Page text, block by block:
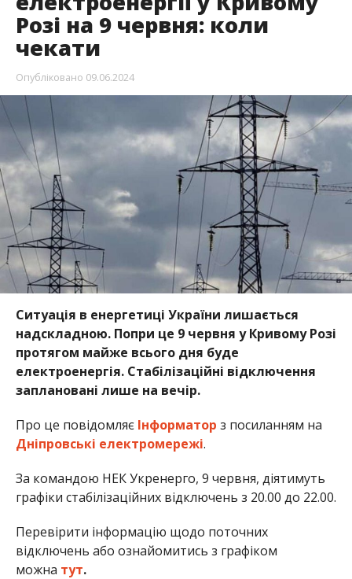
Розі на 9 червня: коли
чекати
Опубліковано 09.06.2024
Ситуація в енергетиці України лишається
надскладною. Попри це 9 червня у Кривому Розі
протягом майже всього дня буде
електроенергія. Стабілізаційні відключення
заплановані лише на вечір.
Про це повідомляє Інформатор з посиланням на
Дніпровські електромережі.
За командою НЕК Укренерго, 9 червня, діятимуть
графіки стабілізаційних відключень з 20.00 до 22.00.
Перевірити інформацію щодо поточних
відключень або ознайомитись з графіком
можна тут.